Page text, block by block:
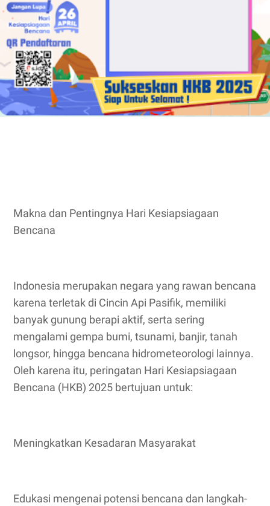
Makna dan Pentingnya Hari Kesiapsiagaan
Bencana
Indonesia merupakan negara yang rawan bencana
karena terletak di Cincin Api Pasifik, memiliki
banyak gunung berapi aktif, serta sering
mengalami gempa bumi, tsunami, banjir, tanah
longsor, hingga bencana hidrometeorologi lainnya.
Oleh karena itu, peringatan Hari Kesiapsiagaan
Bencana (HKB) 2025 bertujuan untuk:
Meningkatkan Kesadaran Masyarakat
Edukasi mengenai potensi bencana dan langkah-